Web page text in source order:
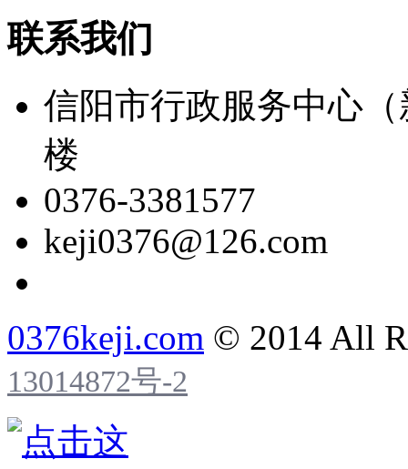
联系我们
信阳市行政服务中心
楼
0376-3381577
keji0376@126.com
0376keji.com © 2014 All
13014872号-2